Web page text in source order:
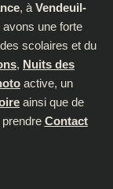
, à Vendeuil-
avons une forte
scolaires et du
, Nuits des
active, un
ainsi que de
Contact